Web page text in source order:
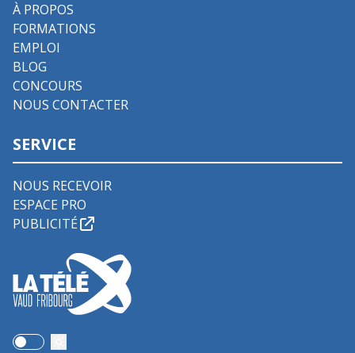
À PROPOS
FORMATIONS
EMPLOI
BLOG
CONCOURS
NOUS CONTACTER
SERVICE
NOUS RECEVOIR
ESPACE PRO
PUBLICITÉ
Use setting